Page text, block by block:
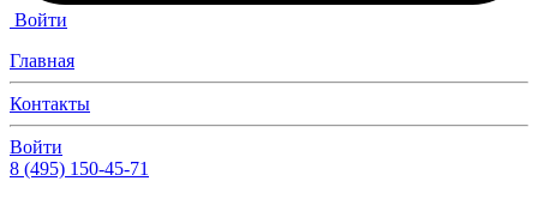
Войти
Главная
Контакты
Войти
8 (495) 150-45-71